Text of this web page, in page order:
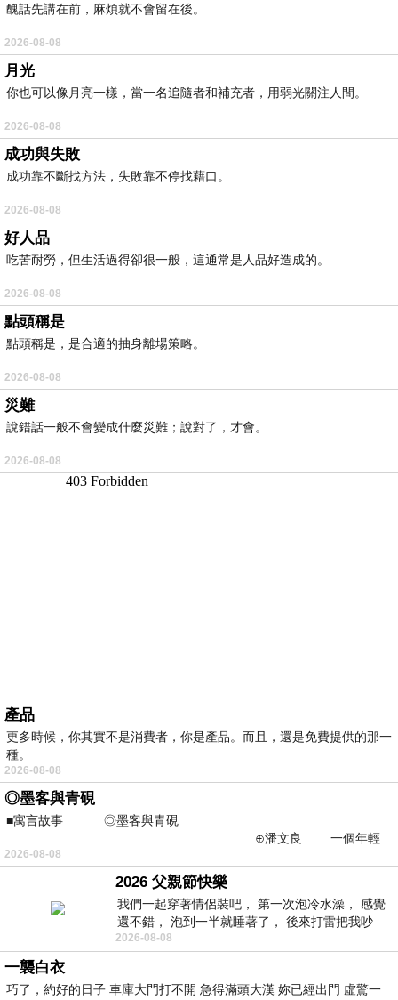
醜話先講在前，麻煩就不會留在後。
2026-08-08
月光
你也可以像月亮一樣，當一名追隨者和補充者，用弱光關注人間。
2026-08-08
成功與失敗
成功靠不斷找方法，失敗靠不停找藉口。
2026-08-08
好人品
吃苦耐勞，但生活過得卻很一般，這通常是人品好造成的。
2026-08-08
點頭稱是
點頭稱是，是合適的抽身離場策略。
2026-08-08
災難
說錯話一般不會變成什麼災難；說對了，才會。
2026-08-08
產品
更多時候，你其實不是消費者，你是產品。而且，還是免費提供的那一
種。
2026-08-08
◎墨客與青硯
■寓言故事 ◎墨客與青硯
⊕潘文良 一個年輕
的墨客，在京城的古玩肆裡
2026-08-08
2026 父親節快樂
我們一起穿著情侶裝吧， 第一次泡冷水澡， 感覺
還不錯， 泡到一半就睡著了， 後來打雷把我吵
醒， 手
2026-08-08
一襲白衣
巧了，約好的日子 車庫大門打不開 急得滿頭大漢 妳已經出門 虛驚一